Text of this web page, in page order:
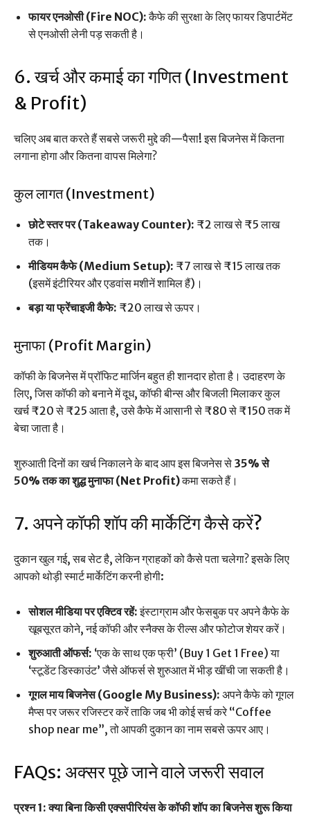
फायर एनओसी (Fire NOC):कैफे की सुरक्षा के लिए फायर डिपार्टमेंट
से एनओसी लेनी पड़ सकती है।
6. खर्च और कमाई का गणित (Investment
& Profit)
चलिए अब बात करते हैं सबसे जरूरी मुद्दे की—पैसा! इस बिजनेस में कितना
लगाना होगा और कितना वापस मिलेगा?
कुल लागत (Investment)
छोटे स्तर पर (Takeaway Counter): ₹2 लाख से ₹5 लाख
तक।
मीडियम कैफे (Medium Setup): ₹7 लाख से ₹15 लाख तक
(इसमें इंटीरियर और एडवांस मशीनें शामिल हैं)।
बड़ा या फ्रेंचाइजी कैफे: ₹20 लाख से ऊपर।
मुनाफा (Profit Margin)
कॉफी के बिजनेस में प्रॉफिट मार्जिन बहुत ही शानदार होता है। उदाहरण के
लिए, जिस कॉफी को बनाने में दूध, कॉफी बीन्स और बिजली मिलाकर कुल
खर्च ₹20 से ₹25 आता है, उसे कैफे में आसानी से ₹80 से ₹150 तक में
बेचा जाता है।
शुरुआती दिनों का खर्च निकालने के बाद आप इस बिजनेस से 35% से
50% तक का शुद्ध मुनाफा (Net Profit)कमा सकते हैं।
7. अपने कॉफी शॉप की मार्केटिंग कैसे करें?
दुकान खुल गई, सब सेट है, लेकिन ग्राहकों को कैसे पता चलेगा? इसके लिए
आपको थोड़ी स्मार्ट मार्केटिंग करनी होगी:
सोशल मीडिया पर एक्टिव रहें:इंस्टाग्राम और फेसबुक पर अपने कैफे के
खूबसूरत कोने, नई कॉफी और स्नैक्स के रील्स और फोटोज शेयर करें।
शुरुआती ऑफर्स: ‘एक के साथ एक फ्री’ (Buy 1 Get 1 Free) या
‘स्टूडेंट डिस्काउंट’ जैसे ऑफर्स से शुरुआत में भीड़ खींची जा सकती है।
गूगल माय बिजनेस (Google My Business): अपने कैफे को गूगल
मैप्स पर जरूर रजिस्टर करें ताकि जब भी कोई सर्च करे “Coffee
shop near me”, तो आपकी दुकान का नाम सबसे ऊपर आए।
FAQs: अक्सर पूछे जाने वाले जरूरी सवाल
प्रश्न 1: क्या बिना किसी एक्सपीरियंस के कॉफी शॉप का बिजनेस शुरू किया